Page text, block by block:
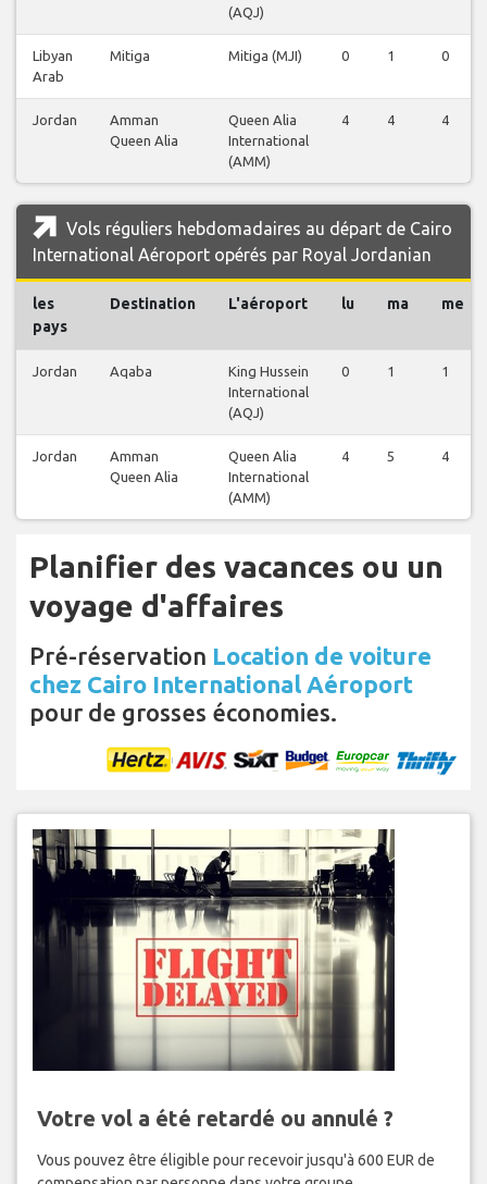
(AQJ)
Libyan
Arab
Mitiga Mitiga (MJI) 0 1 0
Jordan
Amman
Queen Alia
Queen Alia
International
(AMM)
4 4 4
Vols réguliers hebdomadaires au départ de Cairo
International Aéroport opérés par Royal Jordanian
les
pays
Destination L'aéroport lu ma me
Jordan Aqaba
King Hussein
International
(AQJ)
0 1 1
Jordan
Amman
Queen Alia
Queen Alia
International
(AMM)
4 5 4
Planifier des vacances ou un
voyage d'affaires
Pré-réservation Location de voiture
chez Cairo International Aéroport
pour de grosses économies.
Votre vol a été retardé ou annulé ?
Vous pouvez être éligible pour recevoir jusqu'à 600 EUR de